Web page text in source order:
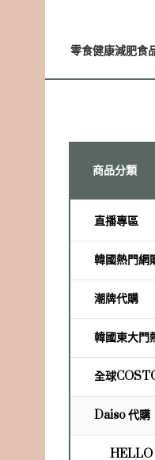
零食健康減肥食
商品分類
直播專區
韓國熱門網
潮牌代購
韓國東大門
全球
Daiso 代購
HELLO